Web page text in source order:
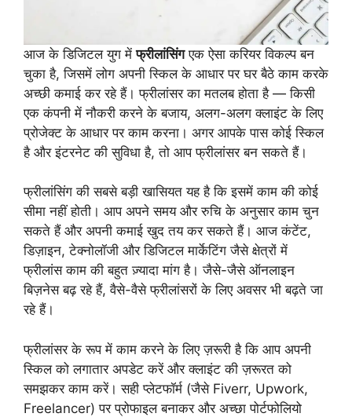
आज के डिजिटल युग मेंफ्रीलांसिंगएक ऐसा करियर विकल्प बन
चुका है, जिसमें लोग अपनी स्किल के आधार पर घर बैठे काम करके
अच्छी कमाई कर रहे हैं। फ्रीलांसर का मतलब होता है — किसी
एक कंपनी में नौकरी करने के बजाय, अलग-अलग क्लाइंट के लिए
प्रोजेक्ट के आधार पर काम करना। अगर आपके पास कोई स्किल
है और इंटरनेट की सुविधा है, तो आप फ्रीलांसर बन सकते हैं।
फ्रीलांसिंग की सबसे बड़ी खासियत यह है कि इसमें काम की कोई
सीमा नहीं होती। आप अपने समय और रुचि के अनुसार काम चुन
सकते हैं और अपनी कमाई खुद तय कर सकते हैं। आज कंटेंट,
डिज़ाइन, टेक्नोलॉजी और डिजिटल मार्केटिंग जैसे क्षेत्रों में
फ्रीलांस काम की बहुत ज़्यादा मांग है। जैसे-जैसे ऑनलाइन
बिज़नेस बढ़ रहे हैं, वैसे-वैसे फ्रीलांसरों के लिए अवसर भी बढ़ते जा
रहे हैं।
फ्रीलांसर के रूप में काम करने के लिए ज़रूरी है कि आप अपनी
स्किल को लगातार अपडेट करें और क्लाइंट की ज़रूरत को
समझकर काम करें। सही प्लेटफॉर्म (जैसे Fiverr, Upwork,
Freelancer) पर प्रोफाइल बनाकर और अच्छा पोर्टफोलियो